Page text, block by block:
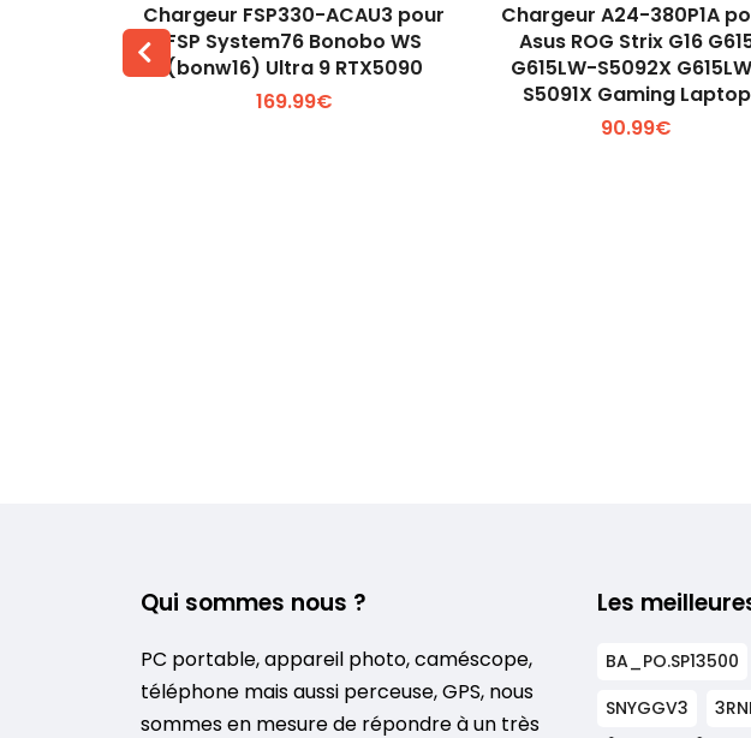
Voir plus +
Chargeur FSP330-ACAU3 pour
FSP System76 Bonobo WS
(bonw16) Ultra 9 RTX5090
169.99€
Voir plus +
Chargeur A24-380P1A
Asus ROG Strix G16
G615LW-S5092X
S5091X Gaming Laptop
90.99€
Qui sommes nous ?
PC portable, appareil photo, caméscope,
téléphone mais aussi perceuse, GPS, nous
sommes en mesure de répondre à un très
Les
BA_PO.SP13500
SNYGGV3